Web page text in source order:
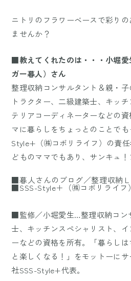
ニトリのフラワーベースで彩り
ませんか？
■教えてくれたのは・・・小堀愛
ガー暮人）さん
整理収納コンサルタント＆親・
トラクター、二級建築士、キッ
テリアコーディネーターなどの
マに暮らしをちょっとのことで
Style+（㈱コボリライフ）の責
どものママでもあり、サンキュ！
■暮人さんのブログ／整理収納
■SSS-Style＋（㈱コボリライフ）
■監修／小堀愛生…整理収納コン
士、キッチンスペシャリスト、
ーなどの資格を所有。「暮らし
と楽しくなる！」をモットーに
社SSS-Style+代表。